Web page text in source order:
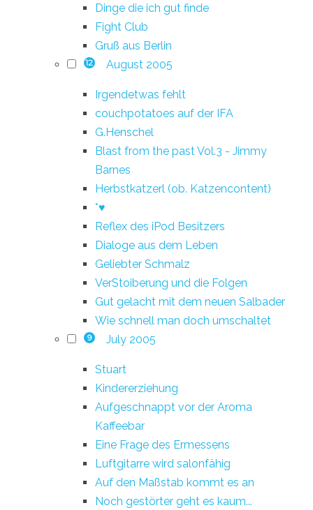
Dinge die ich gut finde
Fight Club
Gruß aus Berlin
12 August 2005
Irgendetwas fehlt
couchpotatoes auf der IFA
G.Henschel
Blast from the past Vol.3 - Jimmy
Barnes
Herbstkatzerl (ob. Katzencontent)
*♥
Reflex des iPod Besitzers
Dialoge aus dem Leben
Geliebter Schmalz
VerStoiberung und die Folgen
Gut gelacht mit dem neuen Salbader
Wie schnell man doch umschaltet
9 July 2005
Stuart
Kindererziehung
Aufgeschnappt vor der Aroma
Kaffeebar
Eine Frage des Ermessens
Luftgitarre wird salonfähig
Auf den Maßstab kommt es an
Noch gestörter geht es kaum...